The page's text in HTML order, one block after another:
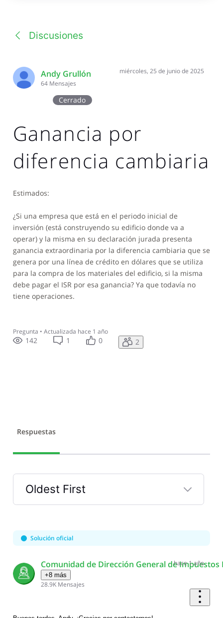
Discusiones
Andy Grullón
64 Mensajes
miércoles, 25 de junio de 2025
Cerrado
Ganancia por
diferencia cambiaria
Estimados:
¿Si una empresa que está en el periodo inicial de
inversión (está construyendo su edificio donde va a
operar) y la misma en su declaración jurada presenta
ganancia extraordinaria por la diferencia cambiaria que se
genera por una línea de crédito en dólares que se utiliza
para la compra de los materiales del edificio, si la misma
debe pagar el ISR por esa ganancia? Ya que todavía no
tiene operaciones.
Pregunta • Actualizada hace 1 año
142 1 0 2
Respuestas
Oldest First
Selected
First
Solución oficial
Comunidad de Dirección General de
+8 más
28.9K Mensajes
hace 1 año